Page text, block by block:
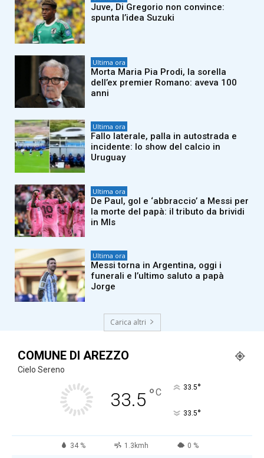
Juve, Di Gregorio non convince:
spunta l’idea Suzuki
Ultima ora
Morta Maria Pia Prodi, la sorella
dell’ex premier Romano: aveva 100
anni
Ultima ora
Fallo laterale, palla in autostrada e
incidente: lo show del calcio in
Uruguay
Ultima ora
De Paul, gol e ‘abbraccio’ a Messi per
la morte del papà: il tributo da brividi
in Mls
Ultima ora
Messi torna in Argentina, oggi i
funerali e l’ultimo saluto a papà
Jorge
Carica altri
COMUNE DI AREZZO
Cielo Sereno
33.5 °C 33.5°
33.5°
34 % 1.3kmh 0 %